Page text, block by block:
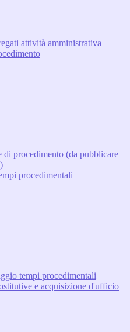
attività amministrativa
di procedimento (da pubblicare
procedimentali
tempi procedimentali
e acquisizione d'ufficio